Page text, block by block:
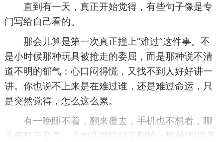
直到有一天，真正开始觉得，有些句子像是专
门写给自己看的。
那会儿算是第一次真正撞上“难过”这件事。不
是小时候那种玩具被抢走的委屈，而是那种说不清
道不明的郁气：心口闷得慌，又找不到人好好讲一
讲。你也说不上来是在难过谁，还是难过命运，只
是突然觉得，怎么这么累。
有一晚睡不着，翻来覆去，手机也不想看，聊
天框打开又关，几句话编辑好又删掉。那种“想说又